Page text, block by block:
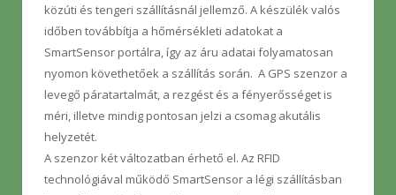
közúti és tengeri szállításnál jellemző. A készülék valós
időben továbbítja a hőmérsékleti adatokat a
SmartSensor portálra, így az áru adatai folyamatosan
nyomon követhetőek a szállítás során. A GPS szenzor a
levegő páratartalmát, a rezgést és a fényerősséget is
méri, illetve mindig pontosan jelzi a csomag akutális
helyzetét.
A szenzor két változatban érhető el. Az RFID
technológiával működő SmartSensor a légi szállításban